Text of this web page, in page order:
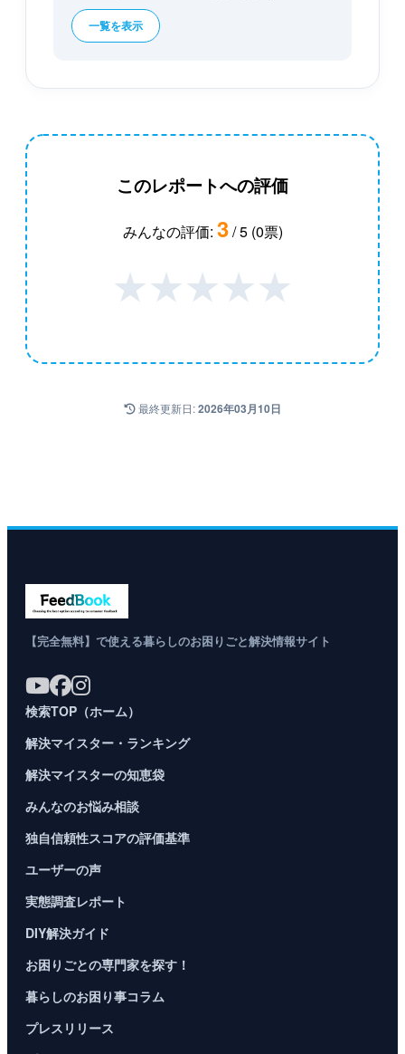
一覧を表示
このレポートへの評価
みんなの評価: 3/ 5 (0票)
★★★★★
最終更新日:2026年03月10日
【完全無料】で使える暮らしのお困りごと解決情報サイト
検索TOP（ホーム）
解決マイスター・ランキング
解決マイスターの知恵袋
みんなのお悩み相談
独自信頼性スコアの評価基準
ユーザーの声
実態調査レポート
DIY解決ガイド
お困りごとの専門家を探す！
暮らしのお困り事コラム
プレスリリース